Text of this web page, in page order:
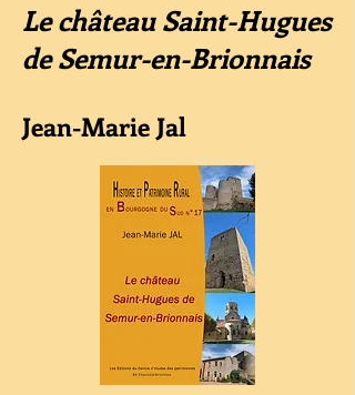
Le château Saint-Hugues
de Semur-en-Brionnais
Jean-Marie Jal